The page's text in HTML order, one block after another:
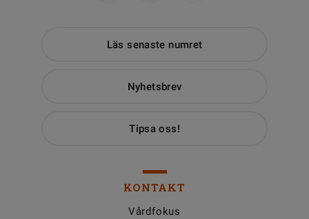
Läs senaste numret
Nyhetsbrev
Tipsa oss!
KONTAKT
Vårdfokus